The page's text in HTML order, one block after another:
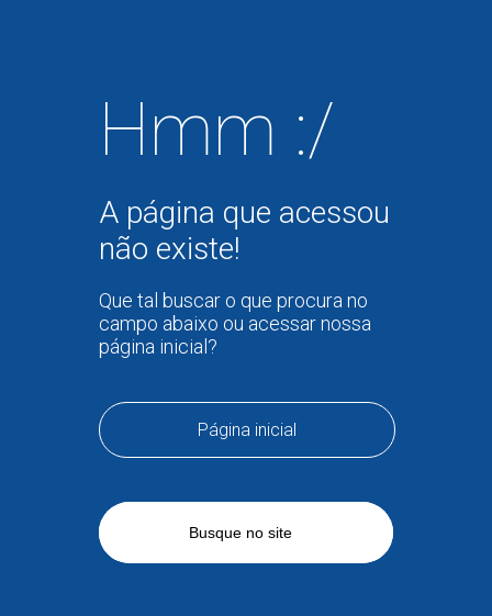
Hmm :/
A página que acessou
não existe!
Que tal buscar o que procura no
campo abaixo ou acessar nossa
página inicial?
Página inicial